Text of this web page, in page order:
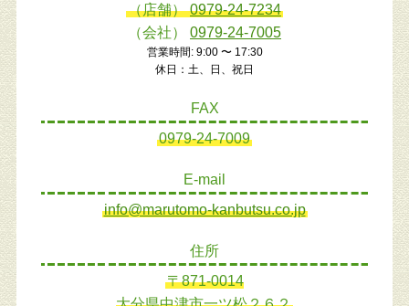
（店舗）0979-24-7234
（会社） 0979-24-7005
営業時間: 9:00 〜 17:30
休日：土、日、祝日
FAX
0979-24-7009
E-mail
info@marutomo-kanbutsu.co.jp
住所
〒871-0014